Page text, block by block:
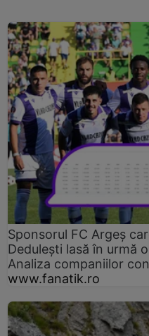
Sponsorul FC Argeș
Dedulești lasă în urmă
Analiza companiilor
www.fanatik.ro